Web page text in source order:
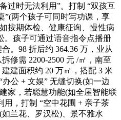
过时无法利用”。打制 “双孩互
两个孩子可同时写功课，享
按期体检、健康征询、慢性病
。孩子可通过语音指令点播册
。98 折后约 364.36 万，业从
修需 2200-2500 元 /㎡，南至
建面积约 20 万㎡，搭配 3 米
公 + 文娱” 无缝切换(如一边
家，若聪慧功能(如全屋智能联
，打制 “空中花圃 + 亲子茶
兰花、罗汉松)、景不雅水